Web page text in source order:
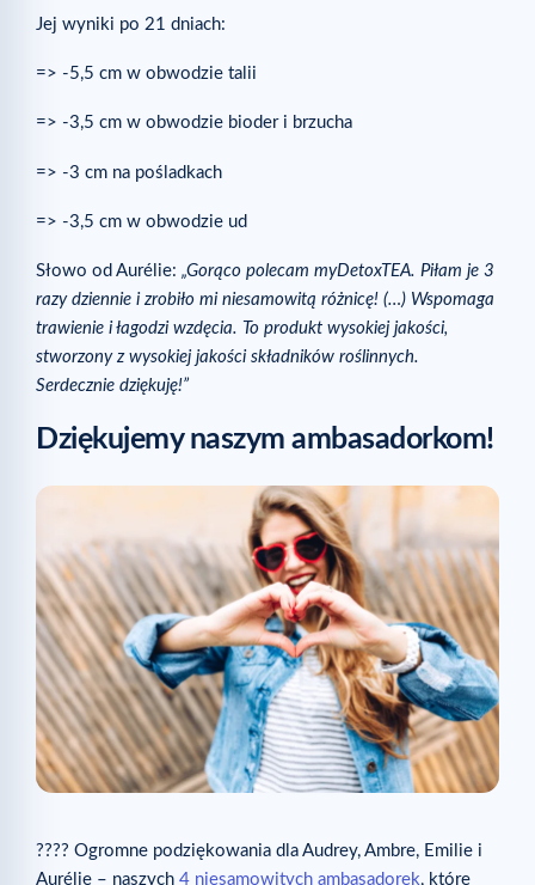
Jej wyniki po 21 dniach:
=> -5,5 cm w obwodzie talii
=> -3,5 cm w obwodzie bioder i brzucha
=> -3 cm na pośladkach
=> -3,5 cm w obwodzie ud
Słowo od Aurélie: „Gorąco polecam myDetoxTEA. Piłam je 3
razy dziennie i zrobiło mi niesamowitą różnicę! (…) Wspomaga
trawienie i łagodzi wzdęcia. To produkt wysokiej jakości,
stworzony z wysokiej jakości składników roślinnych.
Serdecznie dziękuję!”
Dziękujemy naszym ambasadorkom!
???? Ogromne podziękowania dla Audrey, Ambre, Emilie i
Aurélie – naszych 4 niesamowitych ambasadorek, które